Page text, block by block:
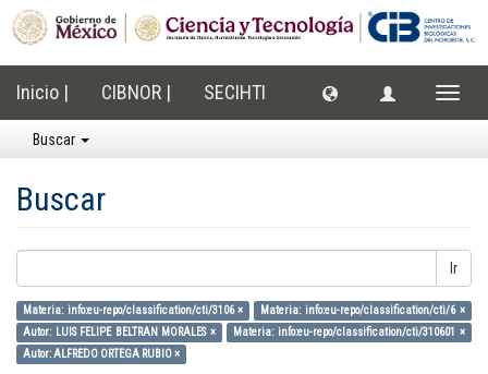
Inicio | CIBNOR | SECIHTI
Buscar
Buscar
Ir
Materia: info:eu-repo/classification/cti/3106 ×
Materia: info:eu-repo/classification/cti/6 ×
Autor: LUIS FELIPE BELTRAN MORALES ×
Materia: info:eu-repo/classification/cti/310601 ×
Autor: ALFREDO ORTEGA RUBIO ×